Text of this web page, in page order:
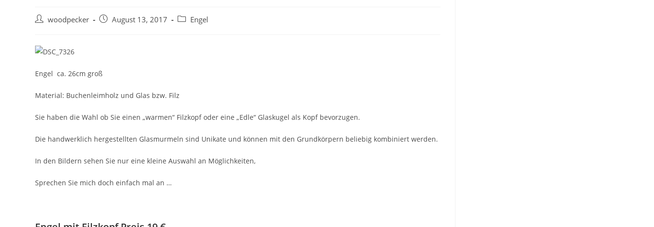
Beitrags-
woodpecker
BeitragAugust 13, 2017
Beitrags-
Engel
Engel ca. 26cm groß
Material: Buchenleimholz und Glas bzw. Filz
Sie haben die Wahl ob Sie einen „warmen“ Filzkopf oder eine „Edle“ Glaskugel als Kopf bevorzugen.
Die handwerklich hergestellten Glasmurmeln sind Unikate und können mit den Grundkörpern beliebig kombiniert werden.
In den Bildern sehen Sie nur eine kleine Auswahl an Möglichkeiten,
Sprechen Sie mich doch einfach mal an …